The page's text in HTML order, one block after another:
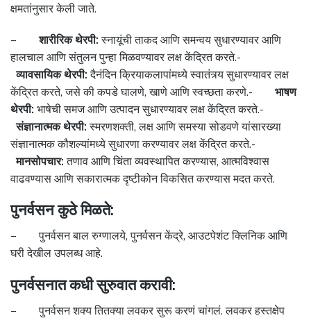
क्षमतांनुसार केली जाते.
–शारीरिक थेरपी: स्नायूंची ताकद आणि समन्वय सुधारण्यावर आणि
हालचाल आणि संतुलन पुन्हा मिळवण्यावर लक्ष केंद्रित करते.-
व्यावसायिक थेरपी: दैनंदिन क्रियाकलापांमध्ये स्वातंत्र्य सुधारण्यावर लक्ष
केंद्रित करते, जसे की कपडे घालणे, खाणे आणि स्वच्छता करणे.- भाषण
थेरपी: भाषेची समज आणि उत्पादन सुधारण्यावर लक्ष केंद्रित करते.-
संज्ञानात्मक थेरपी: स्मरणशक्ती, लक्ष आणि समस्या सोडवणे यांसारख्या
संज्ञानात्मक कौशल्यांमध्ये सुधारणा करण्यावर लक्ष केंद्रित करते.-
मानसोपचार: तणाव आणि चिंता व्यवस्थापित करण्यास, आत्मविश्वास
वाढवण्यास आणि सकारात्मक दृष्टीकोन विकसित करण्यास मदत करते.
पुनर्वसन कुठे मिळते:
– पुनर्वसन बाल रुग्णालये, पुनर्वसन केंद्रे, आउटपेशंट क्लिनिक आणि
घरी देखील उपलब्ध आहे.
पुनर्वसनात कधी सुरुवात करावी:
– पुनर्वसन शक्य तितक्या लवकर सुरू करणं चांगलं. लवकर हस्तक्षेप